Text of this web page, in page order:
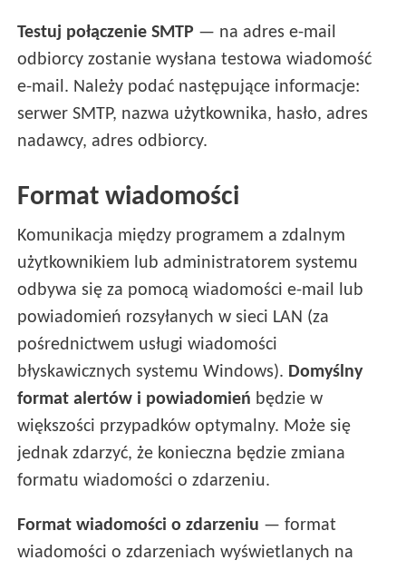
Testuj połączenie SMTP — na adres e-mail
odbiorcy zostanie wysłana testowa wiadomość
e-mail. Należy podać następujące informacje:
serwer SMTP, nazwa użytkownika, hasło, adres
nadawcy, adres odbiorcy.
Format wiadomości
Komunikacja między programem a zdalnym
użytkownikiem lub administratorem systemu
odbywa się za pomocą wiadomości e-mail lub
powiadomień rozsyłanych w sieci LAN (za
pośrednictwem usługi wiadomości
błyskawicznych systemu Windows). Domyślny
format alertów i powiadomień będzie w
większości przypadków optymalny. Może się
jednak zdarzyć, że konieczna będzie zmiana
formatu wiadomości o zdarzeniu.
Format wiadomości o zdarzeniu — format
wiadomości o zdarzeniach wyświetlanych na